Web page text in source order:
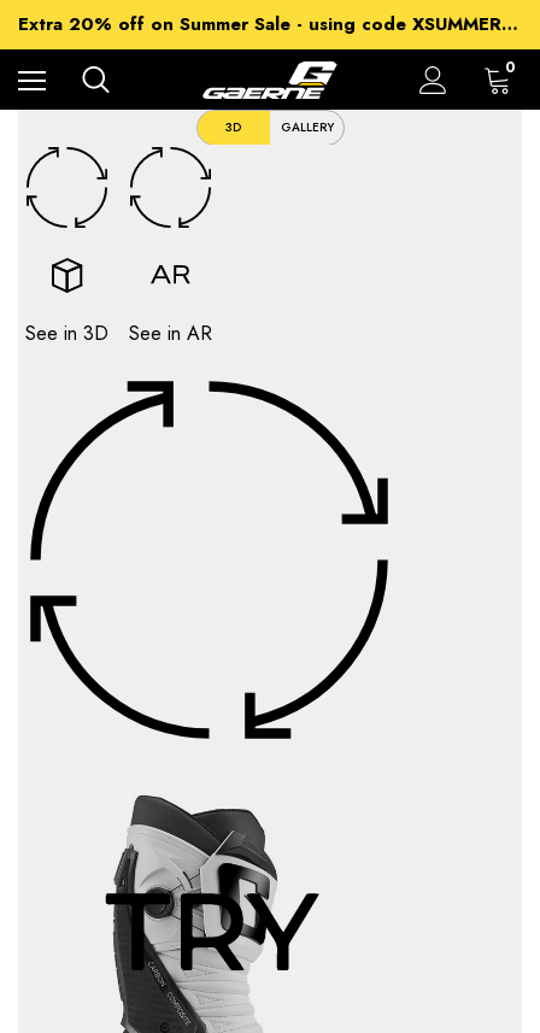
Extra 20% off on Summer Sale - using code XSUMMER2026
Free Shipping on all orders over 99£
15% off Sitewide - using code XSUMMER2026
0
3D GALLERY
See in 3D See in AR